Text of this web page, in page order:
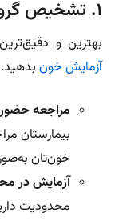
۱. تشخیص گروه خونی با آزمایش خون
بهترین و
آزمایش خون بدهید.
مراجعه
بیمارستان
خون‌تان
آزمایش در
محدودیت